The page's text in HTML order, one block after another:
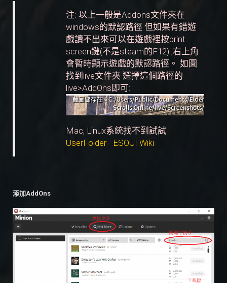
注: 以上一般是Addons文件夾在
windows的默認路徑 但如果有錯遊
戲讀不出來可以在遊戲裡按print
screen鍵(不是steam的F12) ,右上角
會暫時顯示遊戲的默認路徑。 如圖
找到live文件夾 選擇這個路徑的
live>AddOns即可:
Mac, Linux系統找不到試試
UserFolder - ESOUI Wiki
添加AddOns